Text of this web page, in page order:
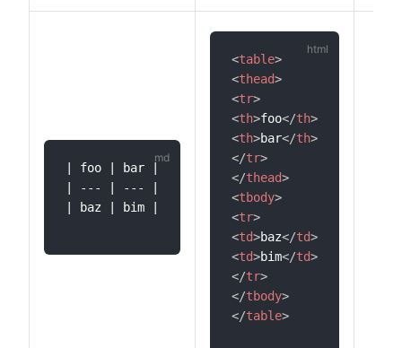
| foo | bar |
| --- | --- |
| baz | bim |
<table>
<thead>
<tr>
<th>foo</th>
<th>bar</th>
</tr>
</thead>
<tbody>
<tr>
<td>baz</td>
<td>bim</td>
</tr>
</tbody>
</table>